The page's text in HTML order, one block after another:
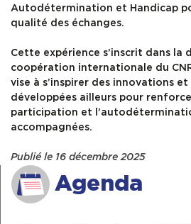
Autodétermination et Handicap
qualité des échanges.
Cette expérience s’inscrit dans la
coopération internationale du
vise à s’inspirer des innovations
développées ailleurs pour
participation et
accompagnées.
Publié le 16 décembre 2025
Agenda